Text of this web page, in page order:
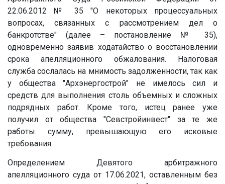
22.06.2012 № 35 "О некоторых процессуальных
вопросах, связанных с рассмотрением дел о
банкротстве" (далее – постановление № 35),
одновременно заявив ходатайство о восстановлении
срока апелляционного обжалования. Налоговая
служба сослалась на мнимость задолженности, так как
у общества "Архэнергострой" не имелось сил и
средств для выполнения столь объемных и сложных
подрядных работ. Кроме того, истец ранее уже
получил от общества "Севстройинвест" за те же
работы сумму, превышающую его исковые
требования.
Определением Девятого арбитражного
апелляционного суда от 17.06.2021, оставленным без